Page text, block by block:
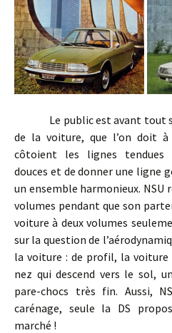
Le public est avant tout
de la voiture, que l’on doit à
côtoient les lignes tendues
douces et de donner une ligne
un ensemble harmonieux.
volumes pendant que son
voiture à deux volumes
sur la question de
la voiture : de profil, la voiture
nez qui descend vers le sol,
pare-chocs très fin. Aussi,
carénage, seule la DS
marché !